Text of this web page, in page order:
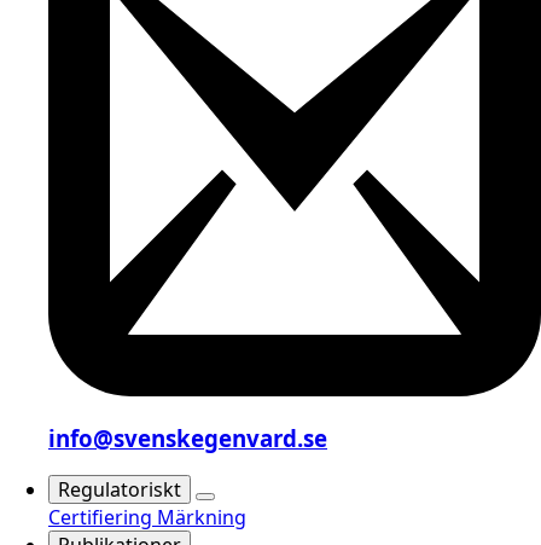
info@svenskegenvard.se
Regulatoriskt
Certifiering Märkning